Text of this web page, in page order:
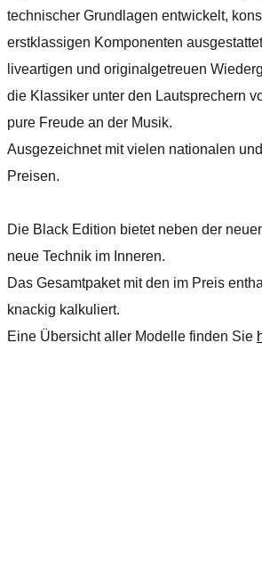
technischer Grundlagen entwickelt,
erstklassigen Kom­­ponenten
liveartigen und originalgetreuen
die Klassiker unter den Lautsprechern
pure Freude an der Musik.
Ausgezeichnet mit vielen nationalen
Preisen.
Die Black Edition bietet neben der
neue Technik im Inneren.
Das Gesamtpaket mit den im Preis
knackig kalkuliert.
Eine Übersicht aller Modelle finden Sie